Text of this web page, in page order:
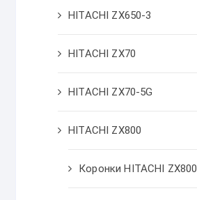
HITACHI ZX650-3
HITACHI ZX70
HITACHI ZX70-5G
HITACHI ZX800
Коронки HITACHI ZX800